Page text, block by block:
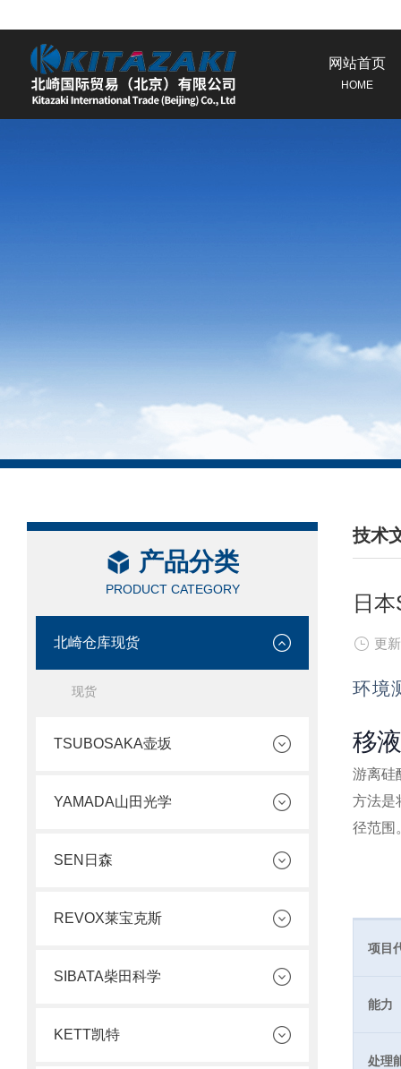
网站首页
HOME
产品分类
PRODUCT CATEGORY
北崎仓库现货
现货
TSUBOSAKA壶坂
YAMADA山田光学
SEN日森
REVOX莱宝克斯
SIBATA柴田科学
KETT凯特
技术
/
日
更
环境
移
游离硅
方法是
径范围
项目
能力
处理